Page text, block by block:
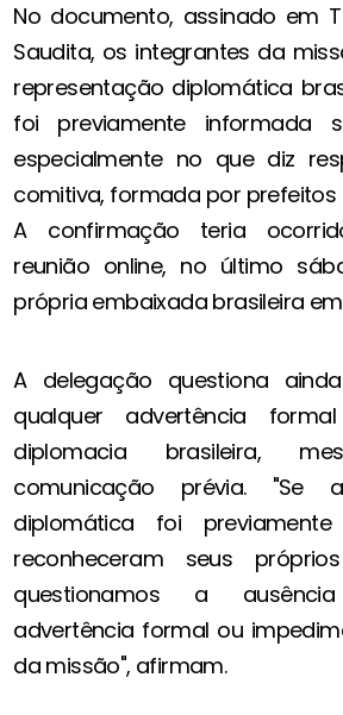
No documento, assinado em
Saudita, os integrantes da
representação diplomática
foi previamente informada
especialmente no que diz
comitiva, formada por prefeitos
A confirmação teria
reunião online, no último
própria embaixada brasileira em
A delegação questiona
qualquer advertência
diplomacia brasileira,
comunicação prévia. "Se
diplomática foi
reconheceram seus
questionamos a
advertência formal ou
da missão", afirmam.